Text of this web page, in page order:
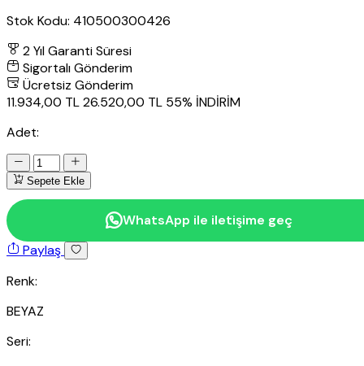
Stok Kodu: 410500300426
2 Yıl Garanti Süresi
Sigortalı Gönderim
Ücretsiz Gönderim
11.934,00 TL26.520,00 TL 55% İNDİRİM
Adet:
Sepete Ekle
WhatsApp ile iletişime geç
Paylaş
Renk:
BEYAZ
Seri: